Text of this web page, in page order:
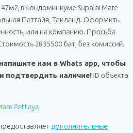
47м2, в кондоминиуме Supalai Mare
Паттайя, Таиланд. Оформить
или на компанию. Просьба
2835500 бат, без комиссий.
нам в Whats app, чтобы
подтвердить наличие! ID объекта
Pattaya
дополнительные